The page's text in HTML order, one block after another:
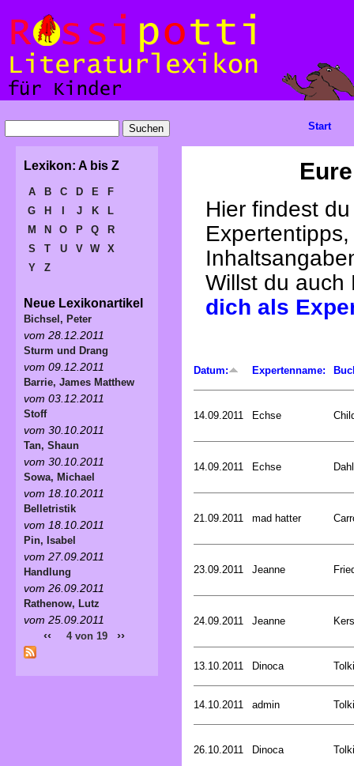
Hier findest
Willst du
dich als
Datum: Expertenname:
14.09.2011 Echse
14.09.2011 Echse
21.09.2011 mad hatter
23.09.2011 Jeanne
24.09.2011 Jeanne
13.10.2011 Dinoca
14.10.2011 admin
26.10.2011 Dinoca
Start
Lexikon: A bis Z
A B C D E
F
G
H J K
L
M
N O P Q
R
S
T U V W
X
Y
Z
Neue Lexikonartikel
Bichsel, Peter
vom 28.12.2011
Sturm und Drang
vom 09.12.2011
Barrie, James Matthew
vom 03.12.2011
Stoff
vom 30.10.2011
Tan, Shaun
vom 30.10.2011
Sowa, Michael
vom 18.10.2011
Belletristik
vom 18.10.2011
Pin, Isabel
vom 27.09.2011
Handlung
vom 26.09.2011
Rathenow, Lutz
vom 25.09.2011
‹‹ 4 von 19 ››